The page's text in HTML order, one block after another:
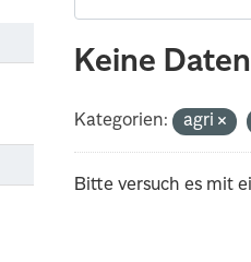
Keine
Kategorien: agri
Bitte versuch es mit